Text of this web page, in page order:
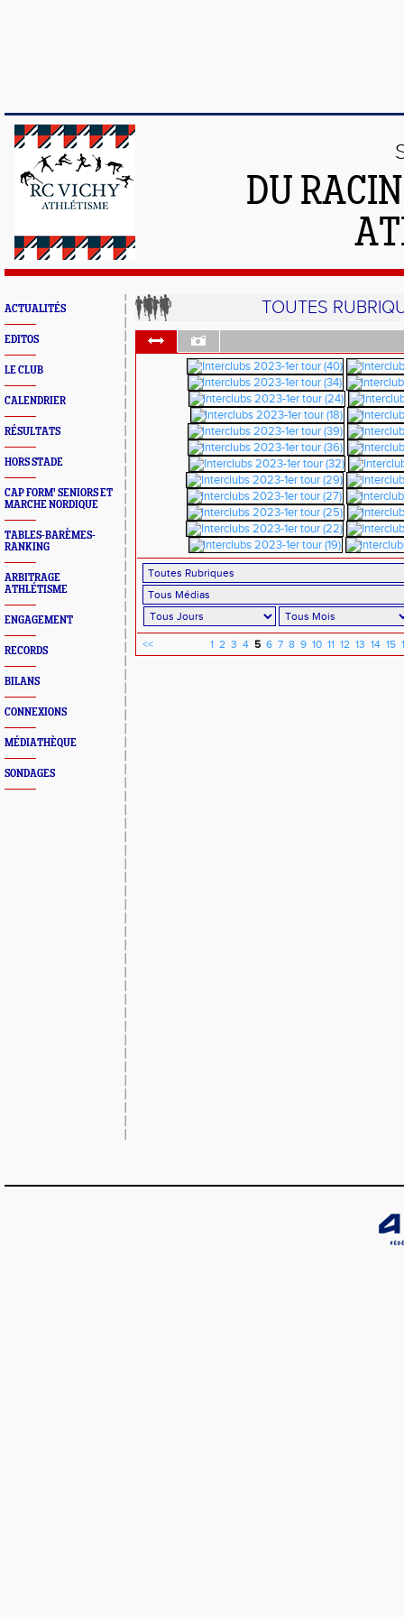
DU
ACTUALITÉS
EDITOS
LE CLUB
CALENDRIER
RÉSULTATS
HORS STADE
CAP FORM' SENIORS ET
MARCHE NORDIQUE
TABLES-BARÈMES-
RANKING
ARBITRAGE
ATHLÉTISME
ENGAGEMENT
RECORDS
BILANS
CONNEXIONS
MÉDIATHÈQUE
SONDAGES
TOUTES
<< 1 2 3 4 5 6 7 8 9 10 11 12 13 14 15